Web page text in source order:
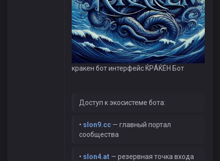
кракен бот интерфейс ЌРÁЌÉH Бот
Доступ к экосистеме бота:
• slon9.cc — главный портал
сообщества
• slon4.at — резервная точка входа